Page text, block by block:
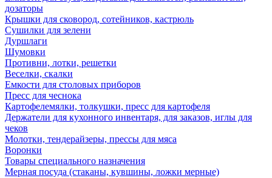
дозаторы
Крышки для сковород, сотейников, кастрюль
Сушилки для зелени
Дуршлаги
Шумовки
Противни, лотки, решетки
Веселки, скалки
Емкости для столовых приборов
Пресс для чеснока
Картофелемялки, толкушки, пресс для картофеля
Держатели для кухонного инвентаря, для заказов, иглы для
чеков
Молотки, тендерайзеры, прессы для мяса
Воронки
Товары специального назначения
Мерная посуда (стаканы, кувшины, ложки мерные)